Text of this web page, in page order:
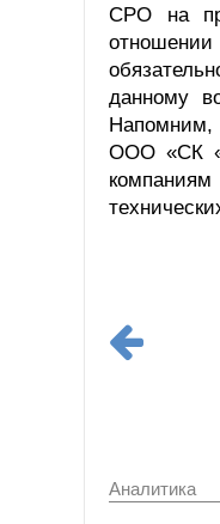
СРО на
данному
Напомним,
ООО «СК
компаниям
Аналитика